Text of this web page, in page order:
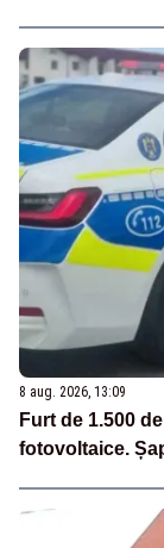
8 aug. 2026, 13:09
Furt de 1.500
fotovoltaice.